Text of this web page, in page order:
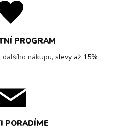
PROGRAM
dalšího nákupu, slevy až 15%
PORADÍME